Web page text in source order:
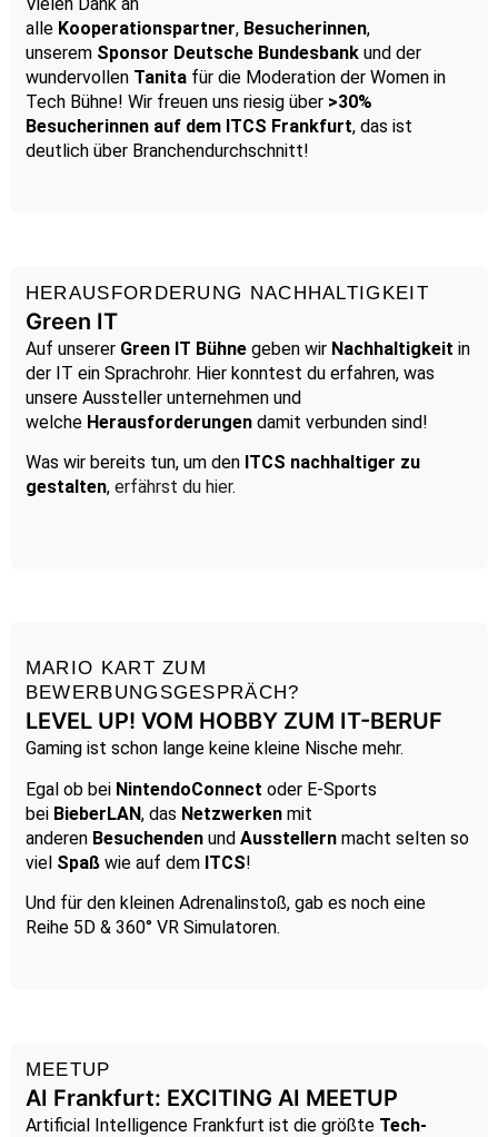
alle Kooperationspartner, Besucherinnen,
unserem Sponsor Deutsche Bundesbank und der
wundervollen Tanita für die Moderation der Women in
Tech Bühne! Wir freuen uns riesig über >30%
Besucherinnen auf dem ITCS Frankfurt, das ist
deutlich über Branchendurchschnitt!
HERAUSFORDERUNG NACHHALTIGKEIT
Green IT
Auf unserer Green IT Bühnegeben wir Nachhaltigkeit in
der IT ein Sprachrohr. Hier konntest du erfahren, was
unsere Aussteller unternehmen und
welche Herausforderungendamit verbunden sind!
Was wir bereits tun, um den ITCS nachhaltiger zu
gestalten, erfährst du hier.
MARIO KART ZUM
BEWERBUNGSGESPRÄCH?
LEVEL UP! VOM HOBBY ZUM IT-BERUF​
Gaming ist schon lange keine kleine Nische mehr.
Egal ob bei NintendoConnect oder E-Sports
bei BieberLAN, das Netzwerkenmit
anderen Besuchendenund Ausstellernmacht selten so
viel Spaßwie auf dem ITCS!
Und für den kleinen Adrenalinstoß, gab es noch eine
Reihe 5D & 360° VR Simulatoren.
MEETUP
AI Frankfurt: EXCITING AI MEETUP
Artificial Intelligence Frankfurt ist die größte Tech-